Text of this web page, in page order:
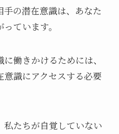
の潜在意識は、あなた
ています。
働きかけるためには、
意識にアクセスする必要
私たちが自覚していない